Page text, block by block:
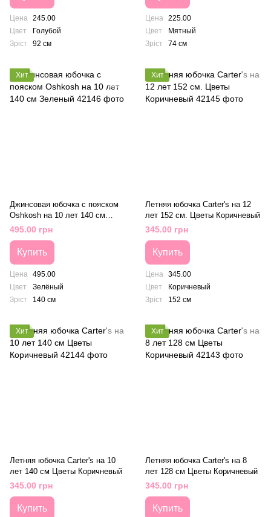
Цена 245.00
Цвет
Голубой
Зріст
92 см
Цена 225.00
Цвет
Мятный
Зріст
74 см
Хит
Джинсовая юбочка с пояском
Oshkosh на 10 лет 140 см
Зеленый
495.00 грн
Купить
Цена 495.00
Цвет
Зелёный
Зріст
140 см
Хит
Летняя юбочка Carter's на 12
лет 152 см. Цветы Коричневый
345.00 грн
Купить
Цена 345.00
Цвет
Коричневый
Зріст
152 см
Хит
Летняя юбочка Carter's на 10
лет 140 см Цветы Коричневый
345.00 грн
Купить
Хит
Летняя юбочка Carter's на 8
лет 128 см Цветы Коричневый
345.00 грн
Купить